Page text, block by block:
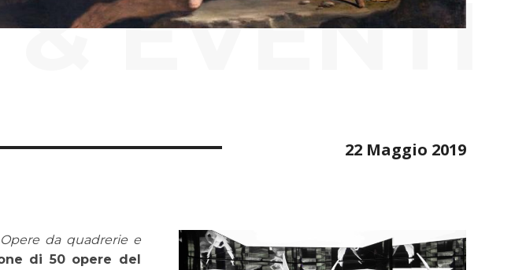
& EVENTI
22 Maggio 2019
da quadrerie e
di 50 opere del